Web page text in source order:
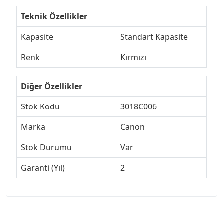
Teknik Özellikler
Kapasite
Standart Kapasite
Renk
Kırmızı
Diğer Özellikler
Stok Kodu
3018C006
Marka
Canon
Stok Durumu
Var
Garanti (Yıl)
2